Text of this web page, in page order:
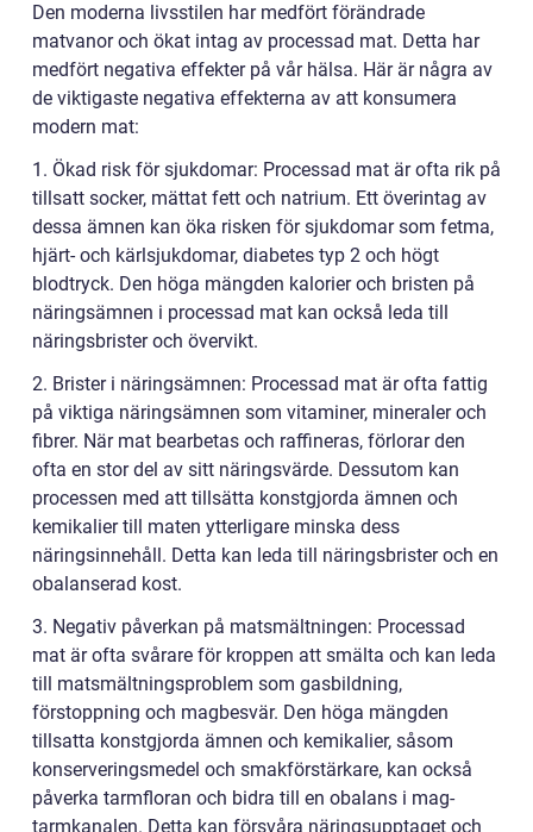
Den moderna livsstilen har medfört förändrade
matvanor och ökat intag av processad mat. Detta har
medfört negativa effekter på vår hälsa. Här är några av
de viktigaste negativa effekterna av att konsumera
modern mat:
1. Ökad risk för sjukdomar: Processad mat är ofta rik på
tillsatt socker, mättat fett och natrium. Ett överintag av
dessa ämnen kan öka risken för sjukdomar som fetma,
hjärt- och kärlsjukdomar, diabetes typ 2 och högt
blodtryck. Den höga mängden kalorier och bristen på
näringsämnen i processad mat kan också leda till
näringsbrister och övervikt.
2. Brister i näringsämnen: Processad mat är ofta fattig
på viktiga näringsämnen som vitaminer, mineraler och
fibrer. När mat bearbetas och raffineras, förlorar den
ofta en stor del av sitt näringsvärde. Dessutom kan
processen med att tillsätta konstgjorda ämnen och
kemikalier till maten ytterligare minska dess
näringsinnehåll. Detta kan leda till näringsbrister och en
obalanserad kost.
3. Negativ påverkan på matsmältningen: Processad
mat är ofta svårare för kroppen att smälta och kan leda
till matsmältningsproblem som gasbildning,
förstoppning och magbesvär. Den höga mängden
tillsatta konstgjorda ämnen och kemikalier, såsom
konserveringsmedel och smakförstärkare, kan också
påverka tarmfloran och bidra till en obalans i mag-
tarmkanalen. Detta kan försvåra näringsupptaget och